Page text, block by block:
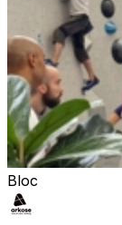
Bloc